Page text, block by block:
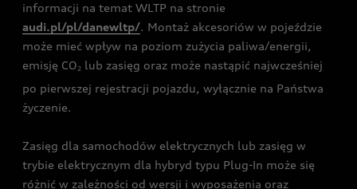
informacji na temat WLTP na stronie
audi.pl/pl/danewltp/. Montaż akcesoriów w pojeździe
może mieć wpływ na poziom zużycia paliwa/energii,
emisję CO2 lub zasięg oraz może nastąpić najwcześniej
po pierwszej rejestracji pojazdu, wyłącznie na Państwa
życzenie.
Zasięg dla samochodów elektrycznych lub zasięg w
trybie elektrycznym dla hybryd typu Plug-In może się
różnić w zależności od wersji i wyposażenia oraz